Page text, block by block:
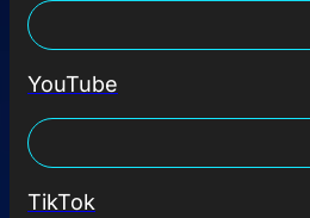
YouTube
TikTok